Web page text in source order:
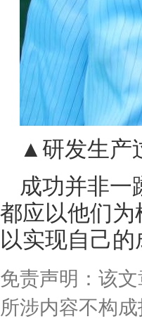
▲研发生产
成功并非一
都应以他们
以实现自己的
免责声明：该
所涉内容不构